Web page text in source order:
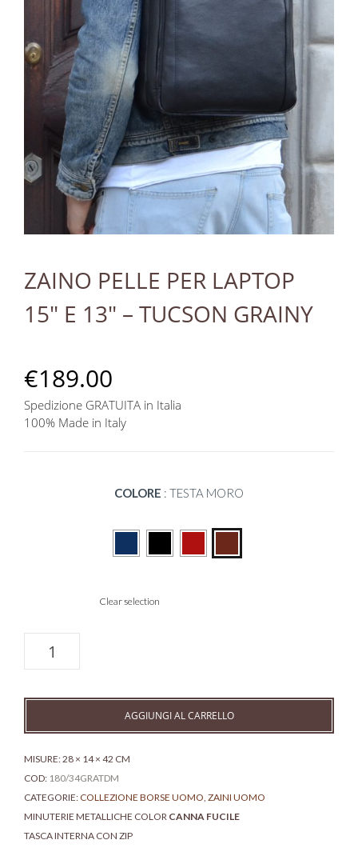
ZAINO PELLE PER LAPTOP
15″ E 13″ – TUCSON GRAINY
€189.00
Spedizione GRATUITA in Italia
100% Made in Italy
COLORE : TESTA MORO
Clear selection
per
-
Tucson
grainy
AGGIUNGI AL CARRELLO
MISURE: 28 × 14 × 42 CM
COD: 180/34GRATDM
CATEGORIE: COLLEZIONE BORSE UOMO, ZAINI UOMO
MINUTERIE METALLICHE COLOR CANNA FUCILE
TASCA INTERNA CON ZIP